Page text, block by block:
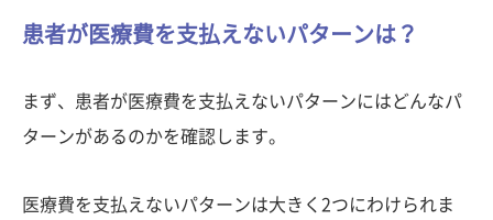
患者が医療費を支払えないパターンは？
まず、患者が医療費を支払えないパターンにはどんなパ
ターンがあるのかを確認します。
医療費を支払えないパターンは大きく2つにわけられま